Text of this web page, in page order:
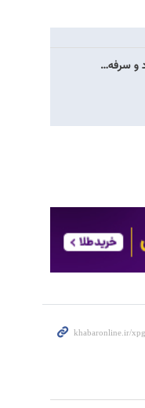
و سرفه…